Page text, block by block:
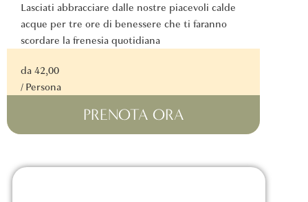
Lasciati abbracciare dalle nostre piacevoli calde
acque per tre ore di benessere che ti faranno
scordare la frenesia quotidiana
da 42,00
/ Persona
PRENOTA ORA